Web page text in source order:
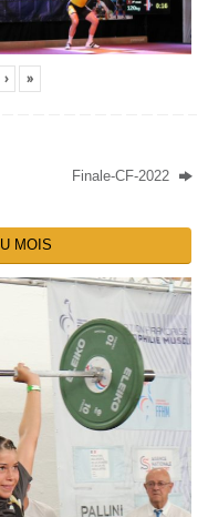
› »
Finale-CF-2022
MOIS